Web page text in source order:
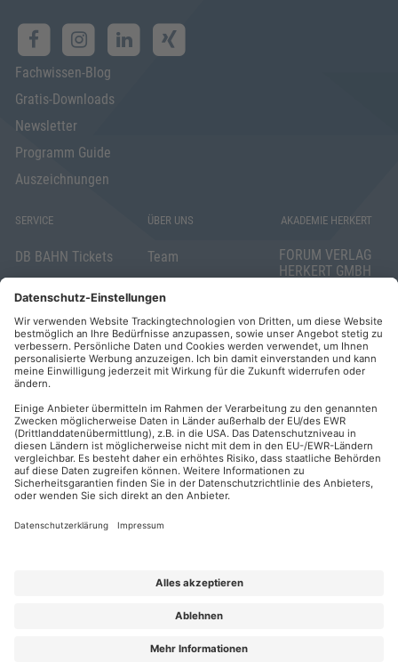
Fachwissen-Blog
Gratis-Downloads
Newsletter
Programm Guide
Auszeichnungen
SERVICE
DB BAHN Tickets
Veranstaltungsunterlagen
Widerrufsrecht
für Verbraucher
Elektronischer
Geschäftsverkehr
Barrierefreiheit
ÜBER UNS
Team
Die AKADEMIE
HERKERT
FORUM VERLAG
HERKERT
Kontakt
AKADEMIE HERKERT
FORUM VERLAG
HERKERT GMBH
86504 Merching
Telefon: +49
(0)8233 381-123
Telefax: +49
E-Mail:
herkert.de
Zahlung per
Rechnung